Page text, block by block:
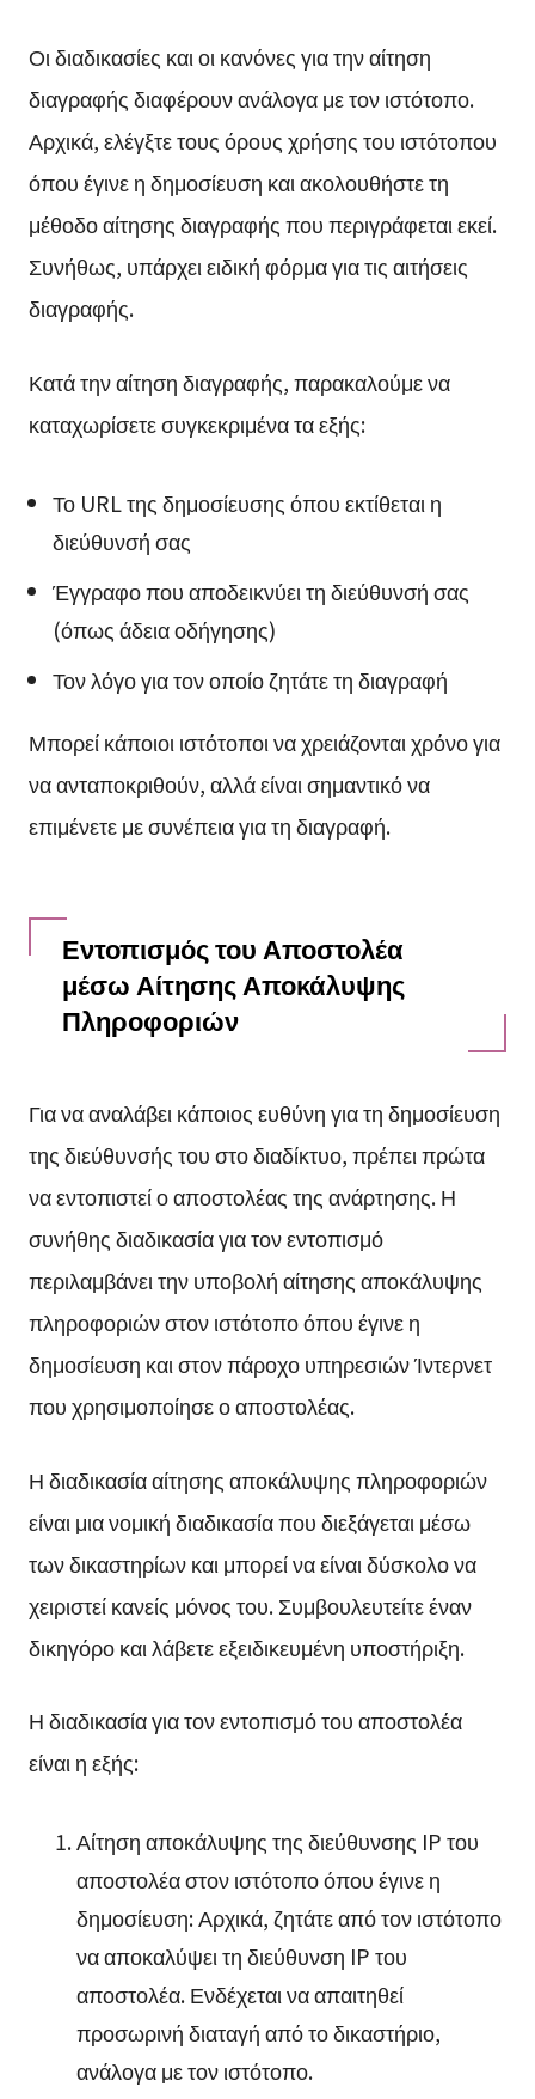
Οι διαδικασίες και οι κανόνες για την αίτηση
διαγραφής διαφέρουν ανάλογα με τον ιστότοπο.
Αρχικά, ελέγξτε τους όρους χρήσης του ιστότοπου
όπου έγινε η δημοσίευση και ακολουθήστε τη
μέθοδο αίτησης διαγραφής που περιγράφεται εκεί.
Συνήθως, υπάρχει ειδική φόρμα για τις αιτήσεις
διαγραφής.
Κατά την αίτηση διαγραφής, παρακαλούμε να
καταχωρίσετε συγκεκριμένα τα εξής:
Το URL της δημοσίευσης όπου εκτίθεται η
διεύθυνσή σας
Έγγραφο που αποδεικνύει τη διεύθυνσή σας
(όπως άδεια οδήγησης)
Τον λόγο για τον οποίο ζητάτε τη διαγραφή
Μπορεί κάποιοι ιστότοποι να χρειάζονται χρόνο για
να ανταποκριθούν, αλλά είναι σημαντικό να
επιμένετε με συνέπεια για τη διαγραφή.
Εντοπισμός του Αποστολέα
μέσω Αίτησης Αποκάλυψης
Πληροφοριών
Για να αναλάβει κάποιος ευθύνη για τη δημοσίευση
της διεύθυνσής του στο διαδίκτυο, πρέπει πρώτα
να εντοπιστεί ο αποστολέας της ανάρτησης. Η
συνήθης διαδικασία για τον εντοπισμό
περιλαμβάνει την υποβολή αίτησης αποκάλυψης
πληροφοριών στον ιστότοπο όπου έγινε η
δημοσίευση και στον πάροχο υπηρεσιών Ίντερνετ
που χρησιμοποίησε ο αποστολέας.
Η διαδικασία αίτησης αποκάλυψης πληροφοριών
είναι μια νομική διαδικασία που διεξάγεται μέσω
των δικαστηρίων και μπορεί να είναι δύσκολο να
χειριστεί κανείς μόνος του. Συμβουλευτείτε έναν
δικηγόρο και λάβετε εξειδικευμένη υποστήριξη.
Η διαδικασία για τον εντοπισμό του αποστολέα
είναι η εξής:
Αίτηση αποκάλυψης της διεύθυνσης IP του
αποστολέα στον ιστότοπο όπου έγινε η
δημοσίευση: Αρχικά, ζητάτε από τον ιστότοπο
να αποκαλύψει τη διεύθυνση IP του
αποστολέα. Ενδέχεται να απαιτηθεί
προσωρινή διαταγή από το δικαστήριο,
ανάλογα με τον ιστότοπο.